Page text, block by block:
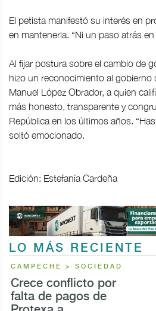
El petista manifestó su interés en
en mantenerla. “Ni un paso atrás
Al fijar postura sobre el cambio de
hizo un reconocimiento al gobierno
Manuel López Obrador, a quien
más honesto, transparente y
República en los últimos años.
soltó emocionado.
Edición: Estefanía Cardeña
LO MÁS RECIENTE
CAMPECHE > SOCIEDAD
Crece conflicto por
falta de pagos de